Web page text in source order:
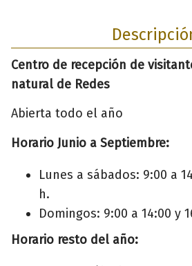
Centro de recepción de
natural de Redes
Abierta todo el año
Horario Junio a Septiembre:
Lunes a sábados: 9:00 a
h.
Domingos: 9:00 a 14:00 y
Horario resto del año: